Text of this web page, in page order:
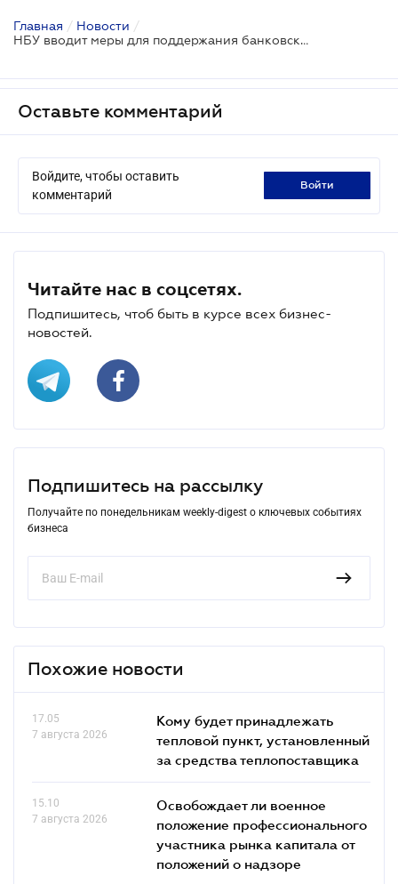
Главная / Новости /
НБУ вводит меры для поддержания банковской системы на период эпидемии
Оставьте комментарий
Войдите, чтобы оставить
комментарий
войти
Читайте нас в соцсетях.
Подпишитесь, чтоб быть в курсе всех бизнес-
новостей.
Подпишитесь на рассылку
Получайте по понедельникам weekly-digest о ключевых событиях
бизнеса
Похожие новости
17.05
7 августа 2026
Кому будет принадлежать
тепловой пункт, установленный
за средства теплопоставщика
15.10
7 августа 2026
Освобождает ли военное
положение профессионального
участника рынка капитала от
положений о надзоре